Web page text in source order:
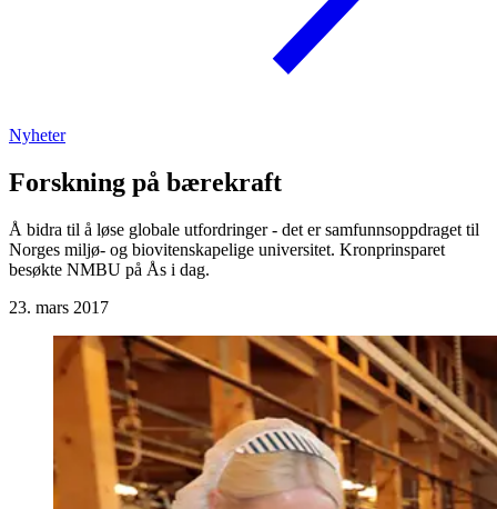
Nyheter
Forskning på bærekraft
Å bidra til å løse globale utfordringer - det er samfunnsoppdraget til
Norges miljø- og biovitenskapelige universitet. Kronprinsparet
besøkte NMBU på Ås i dag.
23. mars 2017